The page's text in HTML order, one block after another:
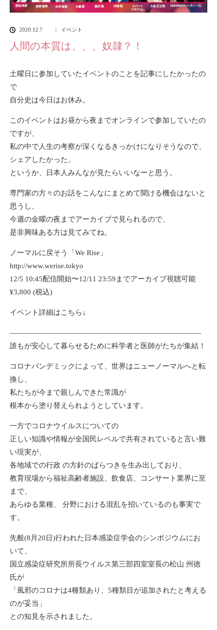
2020.12.7 イベント
人間の本質は、、、奴隷？！
土曜日に参加していたイベントのことを記事にしたかったの
で
自分史は今日はお休み。
このイベントはお昼から夜までオンラインで参加していたの
ですが、
私の中で人生の考察が深くなるきっかけになりそうなので、
シェアしたかった。
というか、日本人みんなが見たらいいなーと思う。
専門家の方々のお話をこんなにまとめて聞ける機会はないと
思うし、
今週の金曜の夜までアーカイブで見られるので、
是非興味ある方は見てみてね。
ノーマルに戻そう「We Rise」
http://www.werise.tokyo
12/5 10:45配信開始〜12/11 23:59までアーカイブ視聴可能
¥3,800 (税込)
イベント詳細はこちら↓
——————————————————————————-
誰もが安心して暮らせるために科学者と医師がたちが集結！
コロナパンデミックによって、世界はニューノーマルへと転
換し、
私たちが今まで親しんできた常識が
根本から塗り替えられようとしています。
一方でコロナウイルスについての
正しい知識や情報が全国⺠レベルで共有されていると言い難
い現実が、
各地域での行政 の方針のばらつきを生み出しており、
教育現場から福祉高齢者施設、飲食店、コンサート業界に至
まで、
あらゆる業種、 分野における混乱を招いているのも事実で
す。
先般(8月20日)行われた日本感染症学会のシンポジウムにお
いて、
国立感染症研究所所⻑ウイルス第三部四室室⻑の松山 州徳
氏が
「風邪のコロナは4種類あり、5種類目が追加されたと考える
のが妥当」
との知見を示されました。